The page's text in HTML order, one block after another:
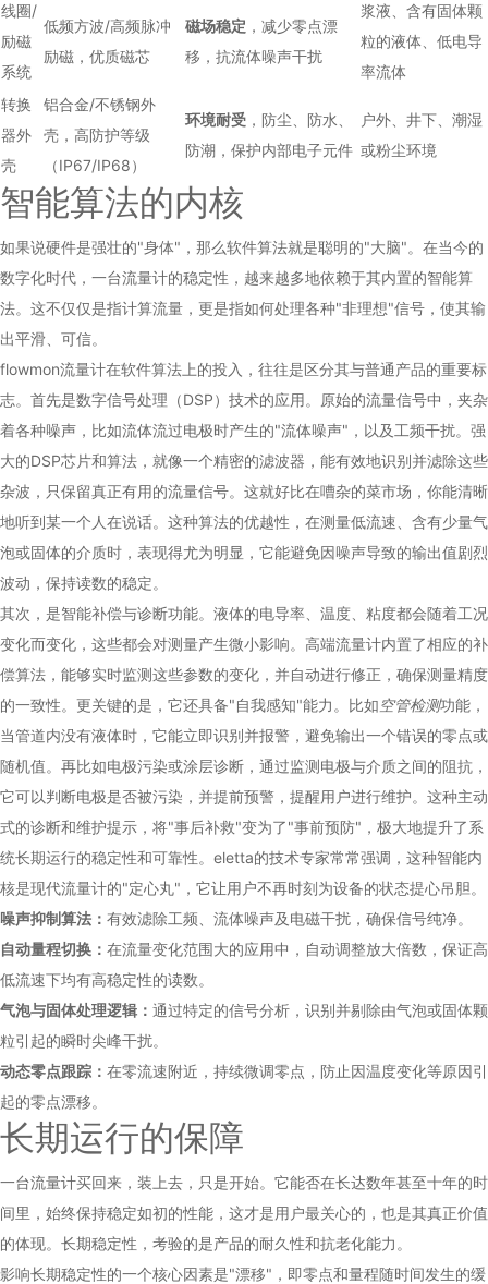
线圈/
励磁
系统
低频方波/高频脉冲
励磁，优质磁芯
磁场稳定 ，减少零点漂
移，抗流体噪声干扰
浆液、含有固体颗
粒的液体、低电导
率流体
转换
器外
壳
铝合金/不锈钢外
壳，高防护等级
（IP67/IP68）
环境耐受 ，防尘、防水、
防潮，保护内部电子元件
户外、井下、潮湿
或粉尘环境
智能算法的内核
如果说硬件是强壮的"身体"，那么软件算法就是聪明的"大脑"。在当今的
数字化时代，一台流量计的稳定性，越来越多地依赖于其内置的智能算
法。这不仅仅是指计算流量，更是指如何处理各种"非理想"信号，使其输
出平滑、可信。
flowmon流量计在软件算法上的投入，往往是区分其与普通产品的重要标
志。首先是数字信号处理（DSP）技术的应用。原始的流量信号中，夹杂
着各种噪声，比如流体流过电极时产生的"流体噪声"，以及工频干扰。强
大的DSP芯片和算法，就像一个精密的滤波器，能有效地识别并滤除这些
杂波，只保留真正有用的流量信号。这就好比在嘈杂的菜市场，你能清晰
地听到某一个人在说话。这种算法的优越性，在测量低流速、含有少量气
泡或固体的介质时，表现得尤为明显，它能避免因噪声导致的输出值剧烈
波动，保持读数的稳定。
其次，是智能补偿与诊断功能。液体的电导率、温度、粘度都会随着工况
变化而变化，这些都会对测量产生微小影响。高端流量计内置了相应的补
偿算法，能够实时监测这些参数的变化，并自动进行修正，确保测量精度
的一致性。更关键的是，它还具备"自我感知"能力。比如空管检测功能，
当管道内没有液体时，它能立即识别并报警，避免输出一个错误的零点或
随机值。再比如电极污染或涂层诊断，通过监测电极与介质之间的阻抗，
它可以判断电极是否被污染，并提前预警，提醒用户进行维护。这种主动
式的诊断和维护提示，将"事后补救"变为了"事前预防"，极大地提升了系
统长期运行的稳定性和可靠性。eletta的技术专家常常强调，这种智能内
核是现代流量计的"定心丸"，它让用户不再时刻为设备的状态提心吊胆。
噪声抑制算法： 有效滤除工频、流体噪声及电磁干扰，确保信号纯净。
自动量程切换： 在流量变化范围大的应用中，自动调整放大倍数，保证高
低流速下均有高稳定性的读数。
气泡与固体处理逻辑： 通过特定的信号分析，识别并剔除由气泡或固体颗
粒引起的瞬时尖峰干扰。
动态零点跟踪： 在零流速附近，持续微调零点，防止因温度变化等原因引
起的零点漂移。
长期运行的保障
一台流量计买回来，装上去，只是开始。它能否在长达数年甚至十年的时
间里，始终保持稳定如初的性能，这才是用户最关心的，也是其真正价值
的体现。长期稳定性，考验的是产品的耐久性和抗老化能力。
影响长期稳定性的一个核心因素是"漂移"，即零点和量程随时间发生的缓